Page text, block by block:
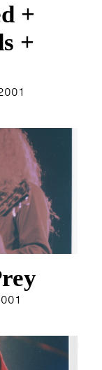
ROZENDAAL
+
+